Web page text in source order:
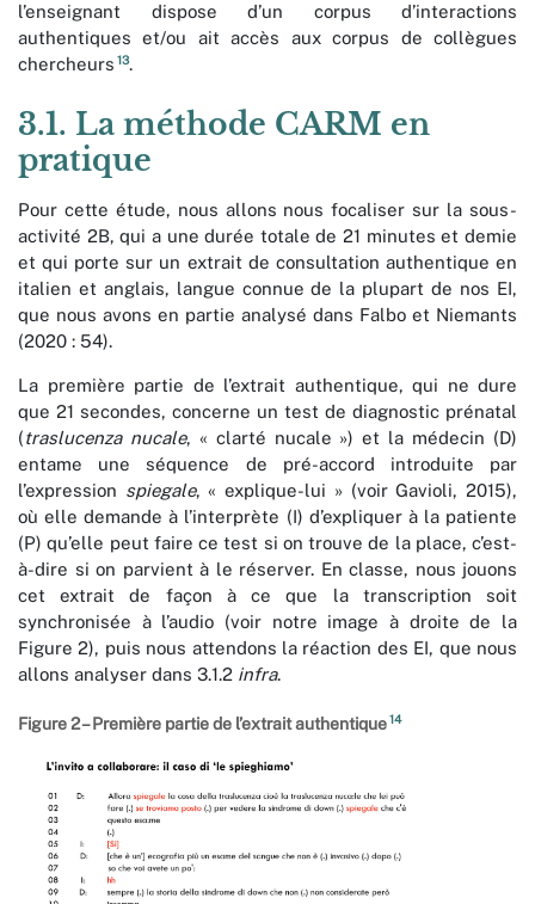
l’enseignant dispose d’un corpus d’interactions
authentiques et/ou ait accès aux corpus de collègues
chercheurs 13.
3.1. La méthode CARM en
pratique
Pour cette étude, nous allons nous focaliser sur la sous-
activité 2B, qui a une durée totale de 21 minutes et demie
et qui porte sur un extrait de consultation authentique en
italien et anglais, langue connue de la plupart de nos EI,
que nous avons en partie analysé dans Falbo et Niemants
(2020 : 54).
La première partie de l’extrait authentique, qui ne dure
que 21 secondes, concerne un test de diagnostic prénatal
(traslucenza nucale, « clarté nucale ») et la médecin (D)
entame une séquence de pré-accord introduite par
l’expression spiegale, « explique-lui » (voir Gavioli, 2015),
où elle demande à l’interprète (I) d’expliquer à la patiente
(P) qu’elle peut faire ce test si on trouve de la place, c’est-
à-dire si on parvient à le réserver. En classe, nous jouons
cet extrait de façon à ce que la transcription soit
synchronisée à l’audio (voir notre image à droite de la
Figure 2), puis nous attendons la réaction des EI, que nous
allons analyser dans 3.1.2 infra.
Figure 2 – Première partie de l’extrait authentique14